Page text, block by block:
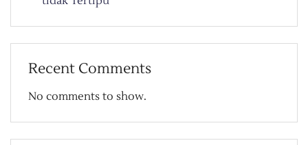
Recent Comments
No comments to show.